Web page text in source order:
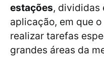
estações, divididas
aplicação, em que
realizar tarefas
grandes áreas da